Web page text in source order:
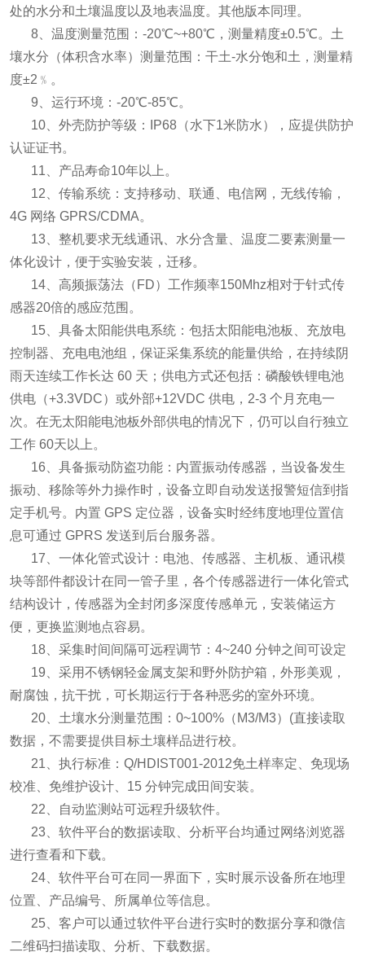
处的水分和土壤温度以及地表温度。其他版本同理。
8、温度测量范围：-20℃~+80℃，测量精度±0.5℃。土
壤水分（体积含水率）测量范围：干土-水分饱和土，测量精
度±2﹪。
9、运行环境：-20℃-85℃。
10、外壳防护等级：IP68（水下1米防水），应提供防护
认证证书。
11、产品寿命10年以上。
12、传输系统：支持移动、联通、电信网，无线传输，
4G 网络 GPRS/CDMA。
13、整机要求无线通讯、水分含量、温度二要素测量一
体化设计，便于实验安装，迁移。
14、高频振荡法（FD）工作频率150Mhz相对于针式传
感器20倍的感应范围。
15、具备太阳能供电系统：包括太阳能电池板、充放电
控制器、充电电池组，保证采集系统的能量供给，在持续阴
雨天连续工作长达 60 天；供电方式还包括：磷酸铁锂电池
供电（+3.3VDC）或外部+12VDC 供电，2-3 个月充电一
次。在无太阳能电池板外部供电的情况下，仍可以自行独立
工作 60天以上。
16、具备振动防盗功能：内置振动传感器，当设备发生
振动、移除等外力操作时，设备立即自动发送报警短信到指
定手机号。内置 GPS 定位器，设备实时经纬度地理位置信
息可通过 GPRS 发送到后台服务器。
17、一体化管式设计：电池、传感器、主机板、通讯模
块等部件都设计在同一管子里，各个传感器进行一体化管式
结构设计，传感器为全封闭多深度传感单元，安装储运方
便，更换监测地点容易。
18、采集时间间隔可远程调节：4~240 分钟之间可设定
19、采用不锈钢轻金属支架和野外防护箱，外形美观，
耐腐蚀，抗干扰，可长期运行于各种恶劣的室外环境。
20、土壤水分测量范围：0~100%（M3/M3）(直接读取
数据，不需要提供目标土壤样品进行校。
21、执行标准：Q/HDIST001-2012免土样率定、免现场
校准、免维护设计、15 分钟完成田间安装。
22、自动监测站可远程升级软件。
23、软件平台的数据读取、分析平台均通过网络浏览器
进行查看和下载。
24、软件平台可在同一界面下，实时展示设备所在地理
位置、产品编号、所属单位等信息。
25、客户可以通过软件平台进行实时的数据分享和微信
二维码扫描读取、分析、下载数据。